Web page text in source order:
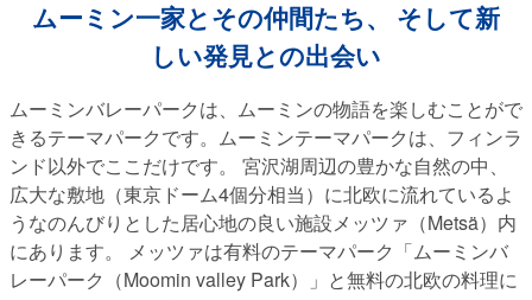
ムーミン一家とその仲間たち、 そして新
しい発見との出会い
ムーミンバレーパークは、ムーミンの物語を楽しむことがで
きるテーマパークです。ムーミンテーマパークは、フィンラ
ンド以外でここだけです。 宮沢湖周辺の豊かな自然の中、
広大な敷地（東京ドーム4個分相当）に北欧に流れているよ
うなのんびりとした居心地の良い施設メッツァ（Metsä）内
にあります。 メッツァは有料のテーマパーク「ムーミンバ
レーパーク（Moomin valley Park）」と無料の北欧の料理に